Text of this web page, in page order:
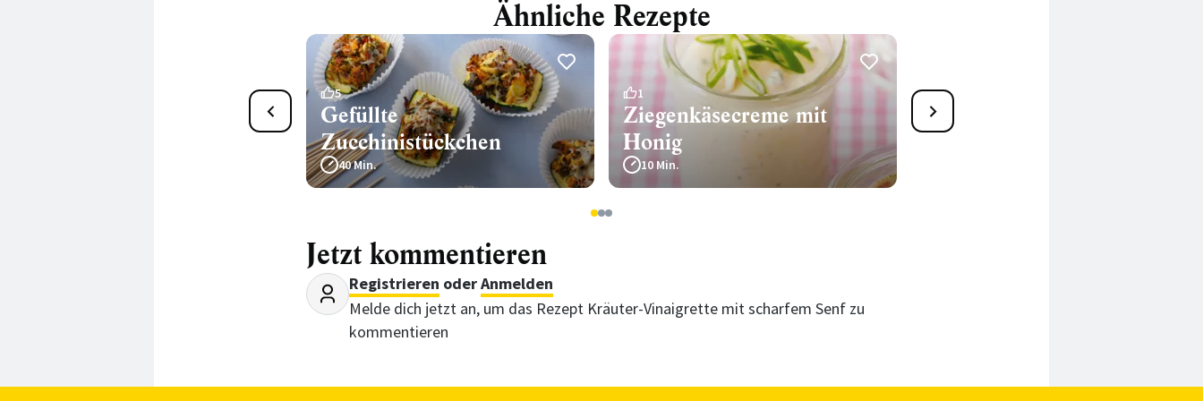
Ähnliche Rezepte
Kräuter-Teigschnecken mit
5
Gefüllte
Zucchinistückchen
40 Min.
1
Ziegenkäsecreme mit
Honig
10 Min.
9
Kräuter-Teigschnecken mit
Parmesan
123
Jetzt kommentieren
Registrieren oderAnmelden
Melde dich jetzt an, um das Rezept Kräuter-Vinaigrette mit scharfem Senf zu
kommentieren